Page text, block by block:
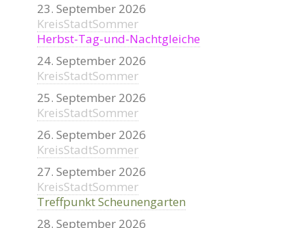
23. September 2026
KreisStadtSommer
Herbst-Tag-und-Nachtgleiche
24. September 2026
KreisStadtSommer
25. September 2026
KreisStadtSommer
26. September 2026
KreisStadtSommer
27. September 2026
KreisStadtSommer
Treffpunkt Scheunengarten
28. September 2026